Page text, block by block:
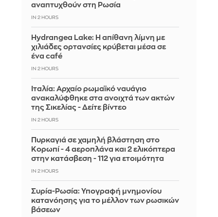
αναπτυχθούν στη Ρωσία
IN 2 HOURS
Hydrangea Lake: Η απίθανη λίμνη με
χιλιάδες ορτανσίες κρύβεται μέσα σε
ένα café
IN 2 HOURS
Ιταλία: Αρχαίο ρωμαϊκό ναυάγιο
ανακαλύφθηκε στα ανοιχτά των ακτών
της Σικελίας - Δείτε βίντεο
IN 2 HOURS
Πυρκαγιά σε χαμηλή βλάστηση στο
Κορωπί - 4 αεροπλάνα και 2 ελικόπτερα
στην κατάσβεση - 112 για ετοιμότητα
IN 2 HOURS
Συρία-Ρωσία: Υπογραφή μνημονίου
κατανόησης για το μέλλον των ρωσικών
βάσεων